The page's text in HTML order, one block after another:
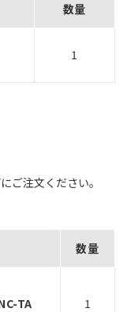
数量
1
ご注文ください。
数量
TA 1